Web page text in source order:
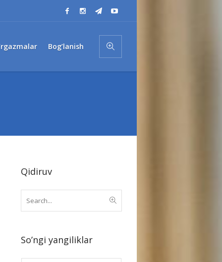
Bog’lanish
Qidiruv
So’ngi yangiliklar